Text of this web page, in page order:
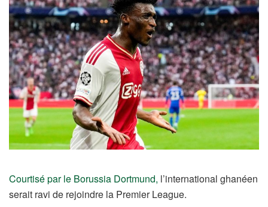
Courtisé par le Borussia Dortmund, l’international ghanéen
serait ravi de rejoindre la Premier League.